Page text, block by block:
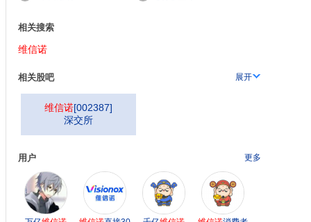
相关搜索
维信诺
相关股吧 展开
维信诺[002387]
深交所
用户 更多